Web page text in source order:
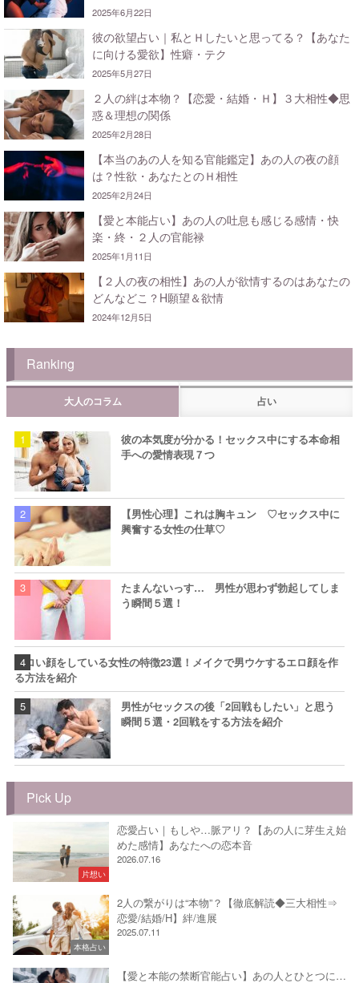
2025年6月22日
彼の欲望占い｜私とＨしたいと思ってる？【あなた
に向ける愛欲】性癖・テク
2025年5月27日
２人の絆は本物？【恋愛・結婚・Ｈ】３大相性◆思
惑＆理想の関係
2025年2月28日
【本当のあの人を知る官能鑑定】あの人の夜の顔
は？性欲・あなたとのＨ相性
2025年2月24日
【愛と本能占い】あの人の吐息も感じる感情・快
楽・終・２人の官能禄
2025年1月11日
【２人の夜の相性】あの人が欲情するのはあなたの
どんなどこ？H願望＆欲情
2024年12月5日
Ranking
大人のコラム 占い
彼の本気度が分かる！セックス中にする本命相
手への愛情表現７つ
【男性心理】これは胸キュン ♡セックス中に
興奮する女性の仕草♡
たまんないっす… 男性が思わず勃起してしま
う瞬間５選！
エロい顔をしている女性の特徴23選！メイクで男ウケするエロ顔を作
る方法を紹介
男性がセックスの後「2回戦もしたい」と思う
瞬間５選・2回戦をする方法を紹介
Pick Up
片想い
恋愛占い｜もしや…脈アリ？【あの人に芽生え始
めた感情】あなたへの恋本音
2026.07.16
本格占い
2人の繋がりは“本物”？【徹底解読◆三大相性⇒
恋愛/結婚/H】絆/進展
2025.07.11
【愛と本能の禁断官能占い】あの人とひとつに…